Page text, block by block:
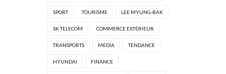
SPORT TOURISME LEE MYUNG-BAK
SK TELECOM COMMERCE EXTÉRIEUR
TRANSPORTS MEDIA TENDANCE
HYUNDAI FINANCE